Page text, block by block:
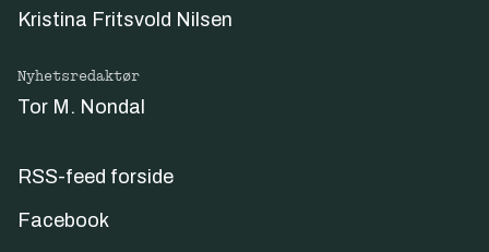
Kristina Fritsvold Nilsen
Nyhetsredaktør
Tor M. Nondal
RSS-feed forside
Facebook